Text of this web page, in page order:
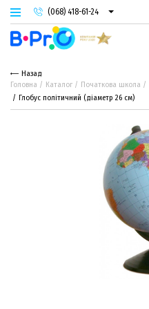
(068) 418-61-24
(093) 974-66-94
(095) 987-29-55
Назад
Головна
Каталог Початкова школа
Глобус політичний (діаметр 26 см)